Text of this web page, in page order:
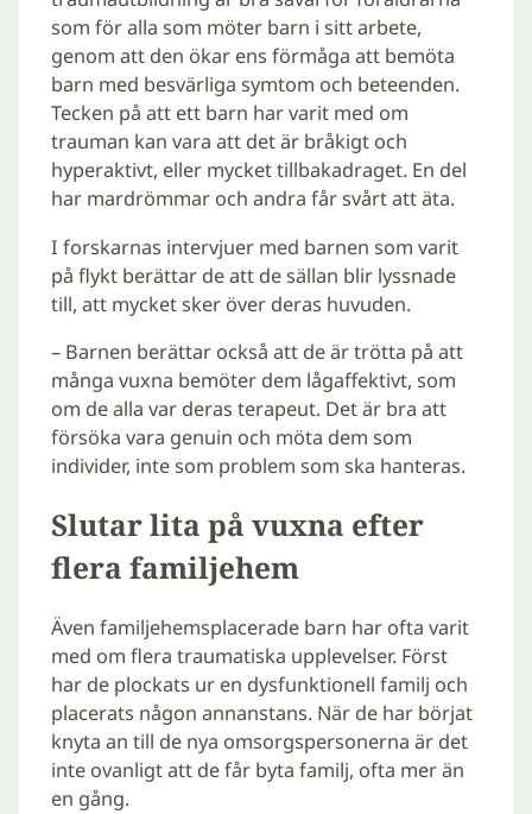
som för alla som möter barn i sitt arbete,
genom att den ökar ens förmåga att bemöta
barn med besvärliga symtom och beteenden.
Tecken på att ett barn har varit med om
trauman kan vara att det är bråkigt och
hyperaktivt, eller mycket tillbakadraget. En del
har mardrömmar och andra får svårt att äta.
I forskarnas intervjuer med barnen som varit
på flykt berättar de att de sällan blir lyssnade
till, att mycket sker över deras huvuden.
– Barnen berättar också att de är trötta på att
många vuxna bemöter dem lågaffektivt, som
om de alla var deras terapeut. Det är bra att
försöka vara genuin och möta dem som
individer, inte som problem som ska hanteras.
Slutar lita på vuxna efter
flera familjehem
Även familjehemsplacerade barn har ofta varit
med om flera traumatiska upplevelser. Först
har de plockats ur en dysfunktionell familj och
placerats någon annanstans. När de har börjat
knyta an till de nya omsorgspersonerna är det
inte ovanligt att de får byta familj, ofta mer än
en gång.